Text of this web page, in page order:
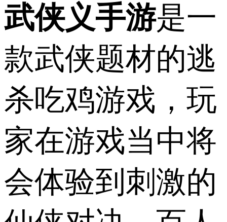
武侠义手游是一
款武侠题材的逃
杀吃鸡游戏，玩
家在游戏当中将
会体验到刺激的